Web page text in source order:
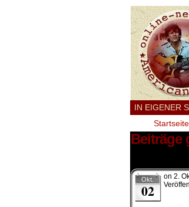
IN EIGENER
Startseite
Beiträge
Okt.
02
on 2.